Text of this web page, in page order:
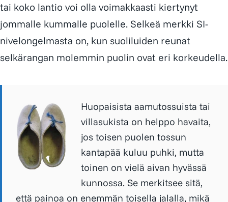
tai koko lantio voi olla voimakkaasti kiertynyt
jommalle kummalle puolelle. Selkeä merkki SI-
nivelongelmasta on, kun suoliluiden reunat
selkärangan molemmin puolin ovat eri korkeudella.
Huopaisista aamutossuista tai
villasukista on helppo havaita,
jos toisen puolen tossun
kantapää kuluu puhki, mutta
toinen on vielä aivan hyvässä
kunnossa. Se merkitsee sitä,
että painoa on enemmän toisella jalalla, mikä